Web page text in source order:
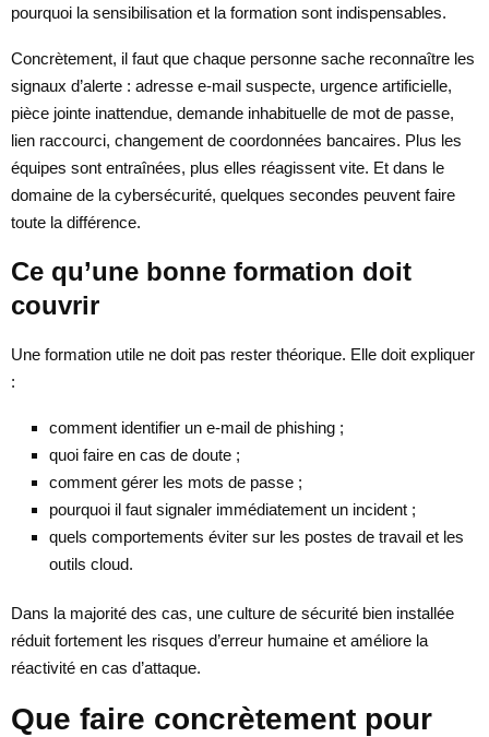
pourquoi la sensibilisation et la formation sont indispensables.
Concrètement, il faut que chaque personne sache reconnaître les
signaux d’alerte : adresse e-mail suspecte, urgence artificielle,
pièce jointe inattendue, demande inhabituelle de mot de passe,
lien raccourci, changement de coordonnées bancaires. Plus les
équipes sont entraînées, plus elles réagissent vite. Et dans le
domaine de la cybersécurité, quelques secondes peuvent faire
toute la différence.
Ce qu’une bonne formation doit
couvrir
Une formation utile ne doit pas rester théorique. Elle doit expliquer
:
comment identifier un e-mail de phishing ;
quoi faire en cas de doute ;
comment gérer les mots de passe ;
pourquoi il faut signaler immédiatement un incident ;
quels comportements éviter sur les postes de travail et les
outils cloud.
Dans la majorité des cas, une culture de sécurité bien installée
réduit fortement les risques d’erreur humaine et améliore la
réactivité en cas d’attaque.
Que faire concrètement pour